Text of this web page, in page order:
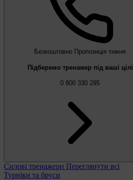
Безкоштовно Пропозиція тижня
Підберемо тренажер під ваші цілі
0 800 330 295
Силові тренажери Переглянути всі
Турніки та бруси